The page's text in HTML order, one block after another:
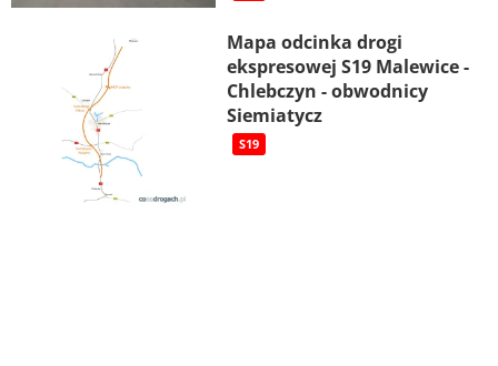
Mapa odcinka drogi
ekspresowej S19 Malewice -
Chlebczyn - obwodnicy
Siemiatycz
S19